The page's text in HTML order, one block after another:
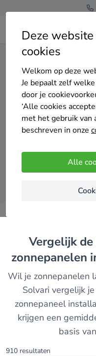
Deze
cookies
Welkom op deze
Je bepaalt zelf
door je
‘Alle cookies
met het gebruik van
beschreven in onze
Alle
Home Zonnepanelen
Top 20 zonnepanelen
Vergelijk de best beoordeelde
zonnepanelen
Wil je zonnepanelen
Solvari vergelijk
zonnepaneel
krijgen een
basis
910 resultaten